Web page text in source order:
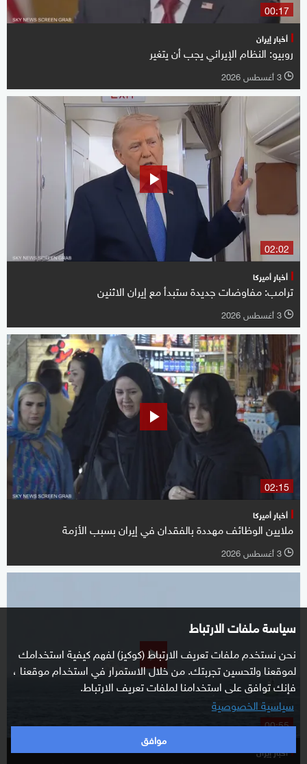
سياسة ملفات الارتباط
نحن نستخدم ملفات تعريف الارتباط (كوكيز) لفهم كيفية استخدامك
لموقعنا ولتحسين تجربتك. من خلال الاستمرار في استخدام موقعنا ،
فإنك توافق على استخدامنا لملفات تعريف الارتباط.
سياسية الخصوصية
موافق
00:17
أخبار إيران
روبيو: النظام الإيراني يجب أن يتغير
l 3 أغسطس 2026
02:02
أخبار أميركا
ترامب: مفاوضات جديدة ستبدأ مع إيران الاثنين
l 3 أغسطس 2026
02:15
أخبار أميركا
ملايين الوظائف مهددة بالفقدان في إيران بسبب الأزمة
l 3 أغسطس 2026
00:55
أخبار إيران